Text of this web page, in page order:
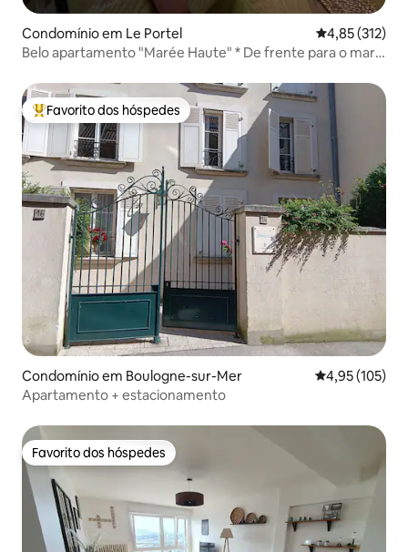
Condomínio em Le Portel Classificação
4,85 (312)
Belo apartamento "Marée Haute" * De frente para o mar -
Favoritos dos hóspedes mais apreciados
Favorito dos hóspedes
Condomínio em Boulogne-sur-Mer Classificação
4,95 (105)
Apartamento + estacionamento
Favorito dos hóspedes
Favorito dos hóspedes